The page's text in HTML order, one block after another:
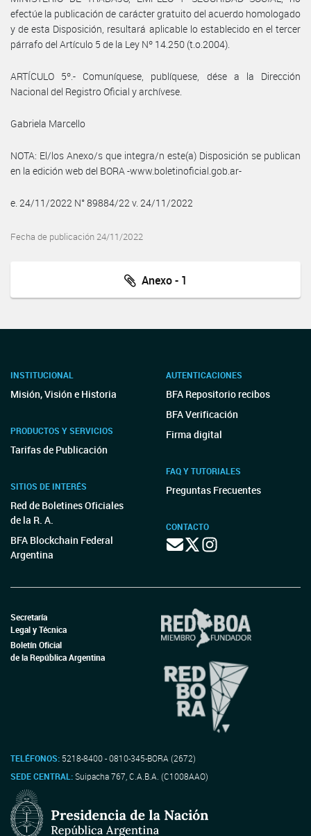
efectúe la publicación de carácter gratuito del acuerdo homologado
y de esta Disposición, resultará aplicable lo establecido en el tercer
párrafo del Artículo 5 de la Ley Nº 14.250 (t.o.2004).
ARTÍCULO 5º.- Comuníquese, publíquese, dése a la Dirección
Nacional del Registro Oficial y archívese.
Gabriela Marcello
NOTA: El/los Anexo/s que integra/n este(a) Disposición se publican
en la edición web del BORA -www.boletinoficial.gob.ar-
e. 24/11/2022 N° 89884/22 v. 24/11/2022
Fecha de publicación 24/11/2022
Anexo - 1
INSTITUCIONAL
Misión, Visión e Historia
PRODUCTOS Y SERVICIOS
Tarifas de Publicación
SITIOS DE INTERÉS
Red de Boletines Oficiales
de la R. A.
BFA Blockchain Federal
Argentina
AUTENTICACIONES
BFA Repositorio recibos
BFA Verificación
Firma digital
FAQ Y TUTORIALES
Preguntas Frecuentes
CONTACTO
Secretaría
Legal y Técnica
Boletín Oficial
de la República Argentina
TELÉFONOS: 5218-8400 - 0810-345-BORA (2672)
SEDE CENTRAL:Suipacha 767, C.A.B.A. (C1008AAO)